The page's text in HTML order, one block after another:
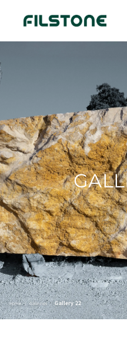
Home / Galleries / Gallery 22